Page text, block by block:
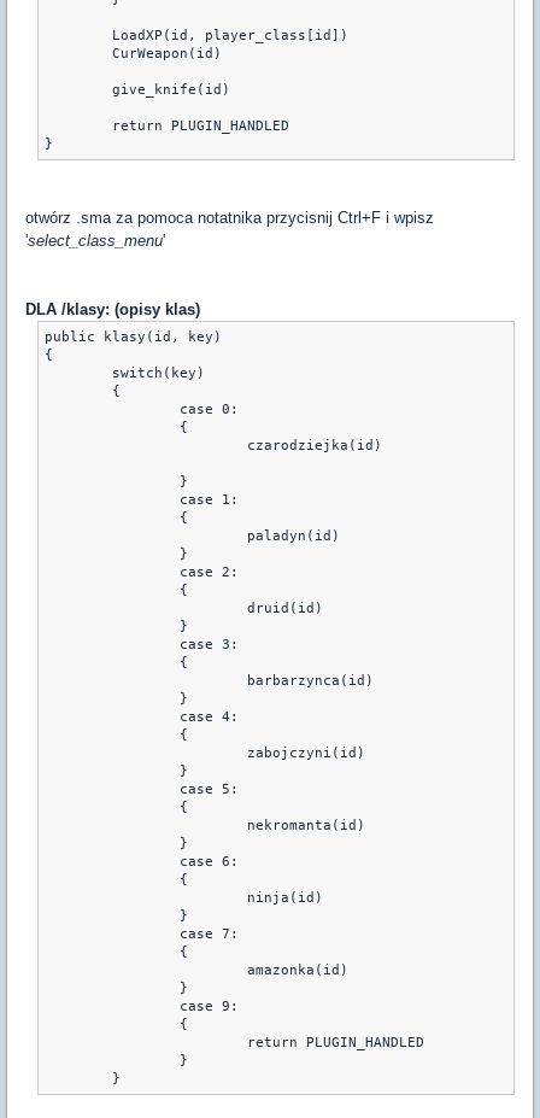
	LoadXP(id, player_class[id])
	CurWeapon(id)
	give_knife(id)
	return PLUGIN_HANDLED
otwórz .sma za pomoca notatnika przycisnij Ctrl+F i wpisz
'select_class_menu'
DLA /klasy: (opisy klas)
public klasy(id, key)
{
	switch(key)
	{
		case 0:
			czarodziejka(id)
		}
		case 1:
			paladyn(id)
		}
		case 2:
			druid(id)
		}
		case 3:
		{
			barbarzynca(id)
		}
		case 4:
		{
			zabojczyni(id)
		}
		case 5:
		{
			nekromanta(id)
		}
		case 6:
		{
			ninja(id)
		}
		case 7:
		{
			amazonka(id)
		}
		case 9:
		{
			return PLUGIN_HANDLED
		}